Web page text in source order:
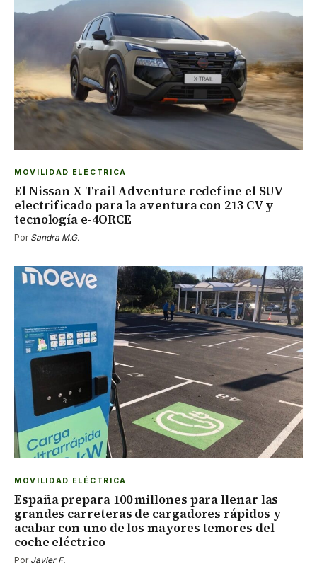
MOVILIDAD ELÉCTRICA
El Nissan X-Trail Adventure redefine el SUV
electrificado para la aventura con 213 CV y
tecnología e-4ORCE
Por Sandra M.G.
MOVILIDAD ELÉCTRICA
España prepara 100 millones para llenar las
grandes carreteras de cargadores rápidos y
acabar con uno de los mayores temores del
coche eléctrico
Por Javier F.